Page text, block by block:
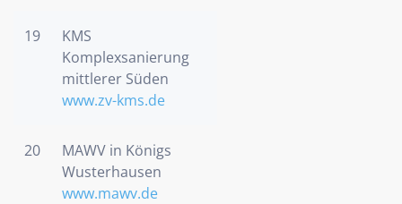
19
KMS
Komplexsanierung
mittlerer Süden
www.zv-kms.de
20
MAWV in Königs
Wusterhausen
www.mawv.de